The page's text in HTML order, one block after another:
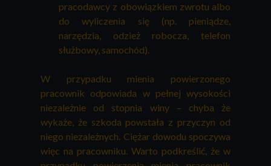
pracodawcy z obowiązkiem zwrotu albo
do wyliczenia się (np. pieniądze,
narzędzia, odzież robocza, telefon
służbowy, samochód).
W przypadku mienia powierzonego
pracownik odpowiada w pełnej wysokości
niezależnie od stopnia winy – chyba że
wykaże, że szkoda powstała z przyczyn od
niego niezależnych. Ciężar dowodu spoczywa
więc na pracowniku. Warto podkreślić, że w